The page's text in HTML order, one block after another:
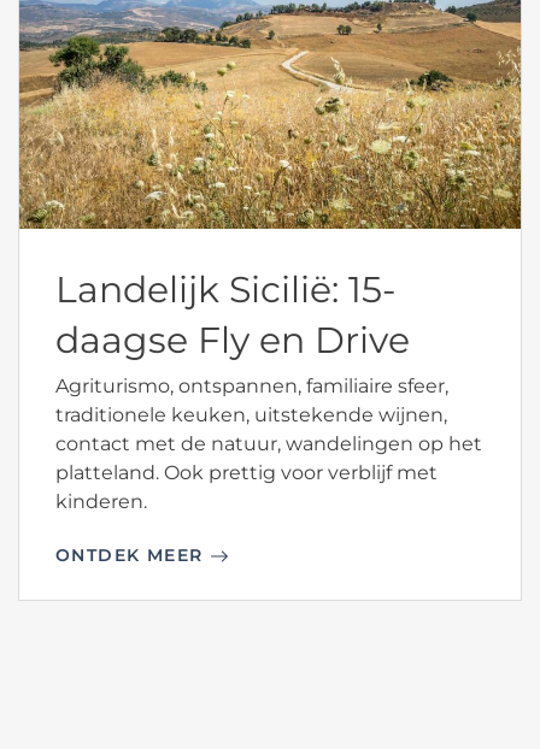
Landelijk Sicilië: 15-
daagse Fly en Drive
Agriturismo, ontspannen, familiaire sfeer,
traditionele keuken, uitstekende wijnen,
contact met de natuur, wandelingen op het
platteland. Ook prettig voor verblijf met
kinderen.
ONTDEK MEER